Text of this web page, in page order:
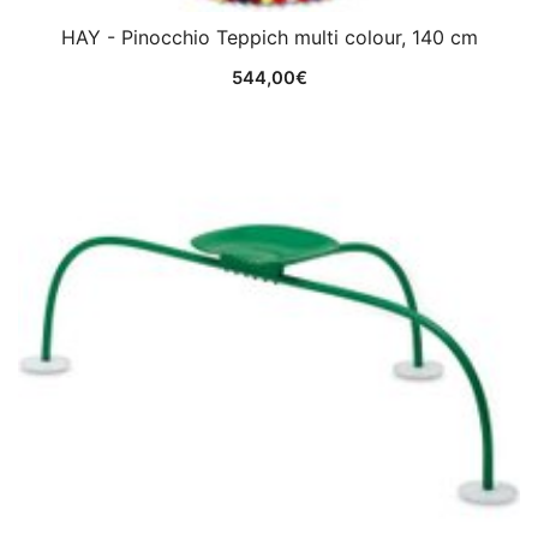
HAY - Pinocchio Teppich multi colour, 140 cm
544,00€